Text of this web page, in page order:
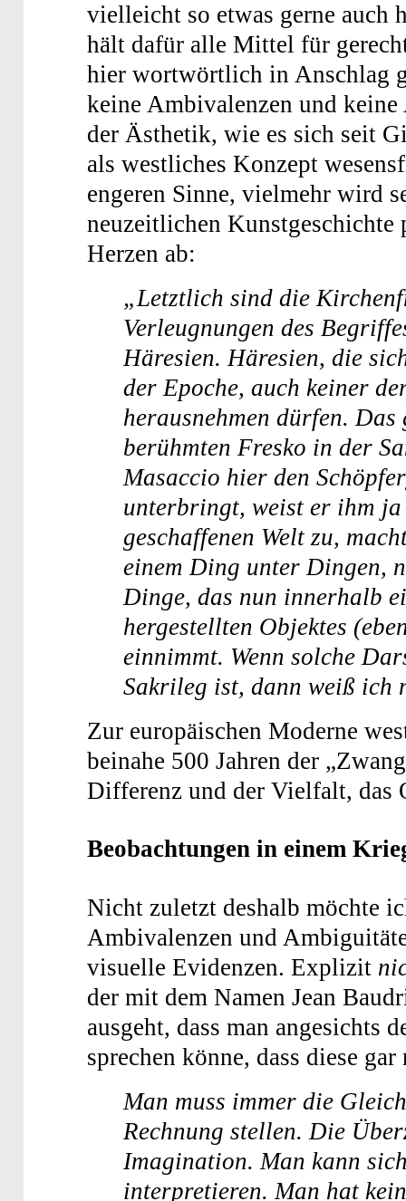
vielleicht so etwas gerne auch
hält dafür alle Mittel für
hier wortwörtlich in Anschlag
keine Ambivalenzen und keine
der Ästhetik, wie es sich seit
als westliches Konzept
engeren Sinne, vielmehr wird
neuzeitlichen Kunstgeschichte
Herzen ab:
„Letztlich sind die
Verleugnungen des
Häresien. Häresien, die
der Epoche, auch keiner
herausnehmen dürfen.
berühmten Fresko in der
Masaccio hier den
unterbringt, weist er ihm
geschaffenen Welt zu,
einem Ding unter Dingen,
Dinge, das nun innerhalb
hergestellten Objektes
einnimmt. Wenn solche
Sakrileg ist, dann weiß ich
Zur europäischen Moderne
beinahe 500 Jahren der
Differenz und der Vielfalt, das
Beobachtungen in einem
Nicht zuletzt deshalb möchte
Ambivalenzen und
visuelle Evidenzen. Explizit
der mit dem Namen Jean
ausgeht, dass man angesichts
sprechen könne, dass diese
Man muss immer die
Rechnung stellen. Die
Imagination. Man kann
interpretieren. Man hat